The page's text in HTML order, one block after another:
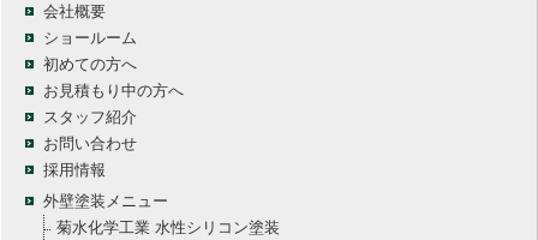
会社概要
ショールーム
初めての方へ
お見積もり中の方へ
スタッフ紹介
お問い合わせ
採用情報
外壁塗装メニュー
菊水化学工業 水性シリコン塗装